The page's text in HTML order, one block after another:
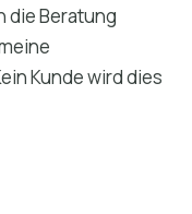
die Beratung
Kunde wird dies